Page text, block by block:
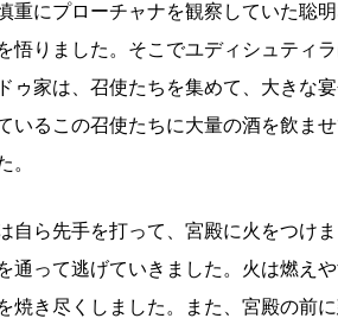
重にプローチャナを観察していた聡
悟りました。そこでユディシュティ
家は、召使たちを集めて、大きな
いるこの召使たちに大量の酒を飲ま
。
ら先手を打って、宮殿に火をつけ
通って逃げていきました。火は燃え
焼き尽くしました。また、宮殿の前